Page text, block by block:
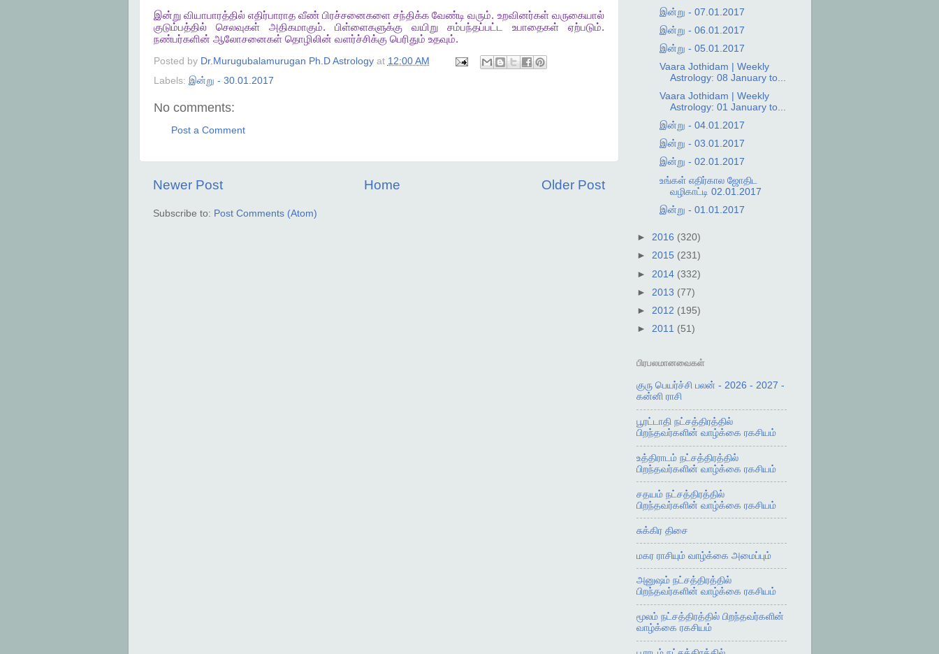
இன்று வியாபாரத்தில் எதிர்பாராத வீண் பிரச்சனைகளை சந்திக்க வேண்டி வரும். உறவினர்கள் வருகையால்
குடும்பத்தில்
செலவுகள் அதிகமாகும். பிள்ளைகளுக்கு வயிறு சம்பந்தப்பட்ட உபாதைகள் ஏற்படும்.
நண்பர்களின் ஆலோசனைகள் தொழிலின் வளர்ச்சிக்கு பெரிதும் உதவும்.
Posted by Dr.Murugubalamurugan Ph.D Astrology at 12:00 AM
Labels: இன்று - 30.01.2017
No comments:
Post a Comment
Newer Post Older Post
Home
Subscribe to: Post Comments (Atom)
இன்று - 07.01.2017
இன்று - 06.01.2017
இன்று - 05.01.2017
Vaara Jothidam | Weekly
Astrology: 08 January to...
Vaara Jothidam | Weekly
Astrology: 01 January to...
இன்று - 04.01.2017
இன்று - 03.01.2017
இன்று - 02.01.2017
உங்கள் எதிர்கால ஜோதிட
வழிகாட்டி 02.01.2017
இன்று - 01.01.2017
► 2016 (320)
► 2015 (231)
► 2014 (332)
► 2013 (77)
► 2012 (195)
► 2011 (51)
பிரபலமானவைகள்
குரு பெயர்ச்சி பலன் - 2026 - 2027 -
கன்னி ராசி
பூரட்டாதி நட்சத்திரத்தில்
பிறந்தவர்களின் வாழ்க்கை ரகசியம்
உத்திராடம் நட்சத்திரத்தில்
பிறந்தவர்களின் வாழ்க்கை ரகசியம்
சதயம் நட்சத்திரத்தில்
பிறந்தவர்களின் வாழ்க்கை ரகசியம்
சுக்கிர திசை
மகர ராசியும் வாழ்க்கை அமைப்பும்
அனுஷம் நட்சத்திரத்தில்
பிறந்தவர்களின் வாழ்க்கை ரகசியம்
மூலம் நட்சத்திரத்தில் பிறந்தவர்களின்
வாழ்க்கை ரகசியம்